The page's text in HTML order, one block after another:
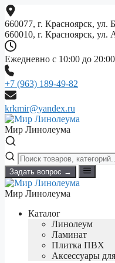
Перейти
к
содержимому
660077, г. Красноярск, ул.
660010, г. Красноярск, ул.
Ежедневно с 10:00 до 20:00
+7 (963) 189-49-82
krkmir@yandex.ru
Мир Линолеума
Задать вопрос →
Мир Линолеума
Каталог
Линолеум
Ламинат
Плитка ПВХ
Аксессуары